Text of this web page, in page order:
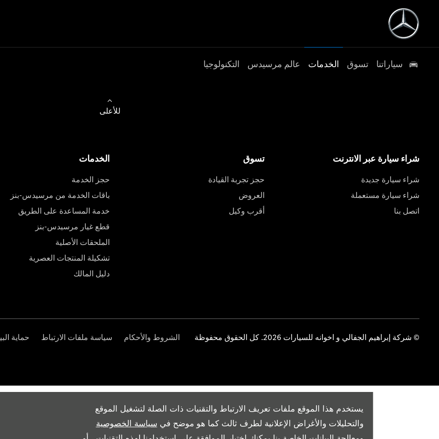
يستخدم هذا الموقع ملفات تعريف الارتباط والتقنيات ذات الصلة لتشغيل الموقع
والتحليلات والأغراض الإعلانية لطرف ثالث كما هو موضح في سياسة الخصوصية
سياراتنا تسوق الخدمات عالم مرسيدس التكنولوجيا
للأعلى
شراء سيارة عبر الانترنت
شراء سيارة جديدة
شراء سيارة مستعملة
اتصل بنا
تسوق
حجز تجربة القيادة
العروض
أقرب وكيل
الخدمات
حجز الخدمة
باقات الخدمة من مرسيدس-بنز
خدمة المساعدة على الطريق
قطع غيار مرسيدس-بنز
الملحقات الأصلية
تشكيلة المنتجات العصرية
دليل المالك
© شركة إبراهيم الجفالي و اخوانه للسيارات 2026. كل الحقوق محفوظة الشروط والأحكام سياسة ملفات الارتباط حماية